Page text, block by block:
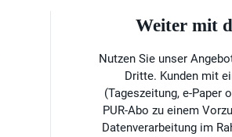
Weiter mit
Nutzen Sie unser
Dritte. Kunden mit
(Tageszeitung, e-Paper
PUR-Abo zu einem
Datenverarbeitung im